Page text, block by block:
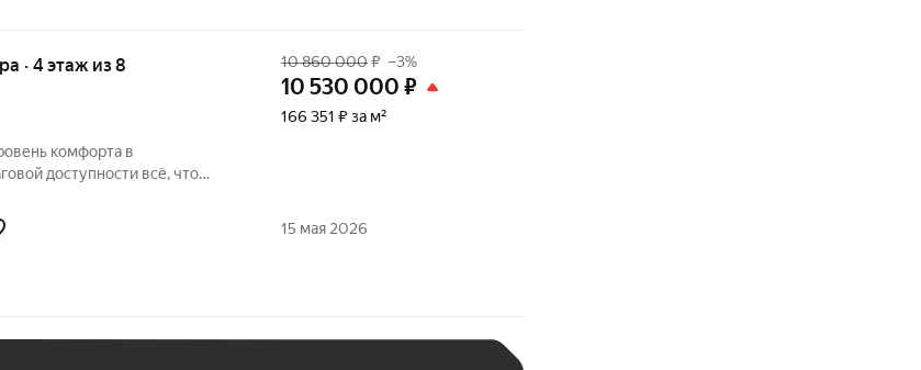
· 4 этаж из 8
комфорта в
доступности всё, что
под окнами самый
10 860 000₽ –3%
10 530 000 ₽
166 351 ₽ за м²
15 мая 2026